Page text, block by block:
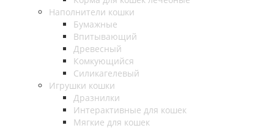
Наполнители кошки
Бумажные
Впитывающий
Древесный
Комкующийся
Силикагелевый
Игрушки кошки
Дразнилки
Интерактивные для кошек
Мягкие для кошек